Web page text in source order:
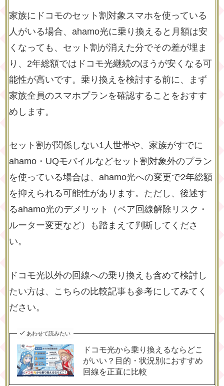
家族にドコモのセット割対象スマホを使っている
人がいる場合、ahamo光に乗り換えると月額は安
くなっても、セット割が消えた分でその差が埋ま
り、2年総額ではドコモ光継続のほうが安くなる可
能性が高いです。乗り換えを検討する前に、まず
家族全員のスマホプランを確認することをおすす
めします。
セット割が関係しない1人世帯や、家族がすでに
ahamo・UQモバイルなどセット割対象外のプラン
を使っている場合は、ahamo光への変更で2年総額
を抑えられる可能性があります。ただし、後述す
るahamo光のデメリット（ペア回線解除リスク・
ルーター変更など）も踏まえて判断してくださ
い。
ドコモ光以外の回線への乗り換えも含めて検討し
たい方は、こちらの比較記事も参考にしてみてく
ださい。
あわせて読みたい
ドコモ光から乗り換えるならどこ
がいい？目的・状況別におすすめ
回線を正直に比較